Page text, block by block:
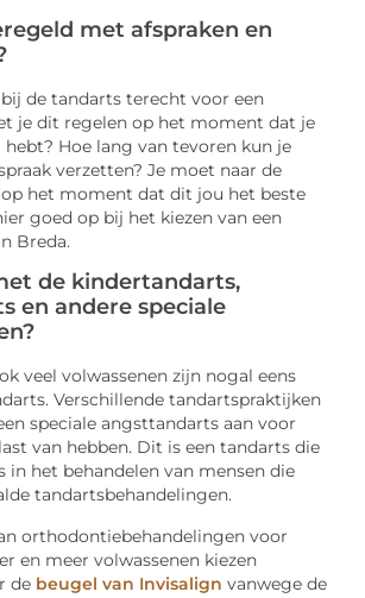
met afspraken en
de tandarts terecht voor een
je dit regelen op het moment dat je
Hoe lang van tevoren kun je
verzetten? Je moet naar de
het moment dat dit jou het beste
goed op bij het kiezen van een
Breda.
de kindertandarts,
en andere speciale
veel volwassenen zijn nogal eens
Verschillende tandartspraktijken
speciale angsttandarts aan voor
van hebben. Dit is een tandarts die
in het behandelen van mensen die
tandartsbehandelingen.
orthodontiebehandelingen voor
en meer volwassenen kiezen
de beugel van Invisalign vanwege de